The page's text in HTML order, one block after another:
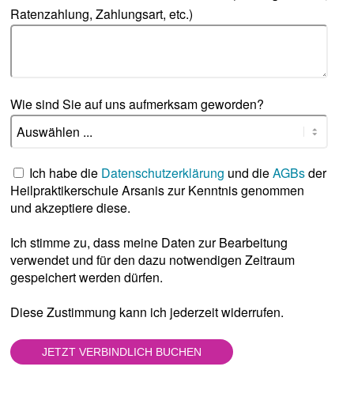
Ratenzahlung, Zahlungsart, etc.)
Wie sind Sie auf uns aufmerksam geworden?
Ich habe die Datenschutzerklärung und dieAGBsder
Heilpraktikerschule Arsanis zur Kenntnis genommen
und akzeptiere diese.
Ich stimme zu, dass meine Daten zur Bearbeitung
verwendet und für den dazu notwendigen Zeitraum
gespeichert werden dürfen.
Diese Zustimmung kann ich jederzeit widerrufen.